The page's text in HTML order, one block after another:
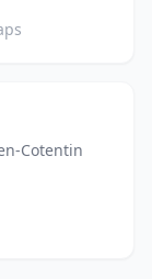
Cotentin